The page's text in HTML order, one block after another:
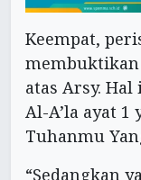
Keempat,
atas Arsy. Hal
Al-A’la ayat
Tuhanmu
“Sedangkan